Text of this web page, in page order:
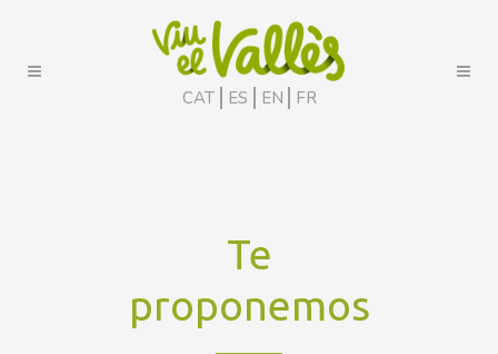
CAT ES EN FR
Te
proponemos